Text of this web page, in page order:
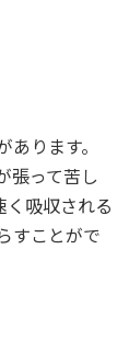
ります。
張って苦し
く吸収される
すことがで